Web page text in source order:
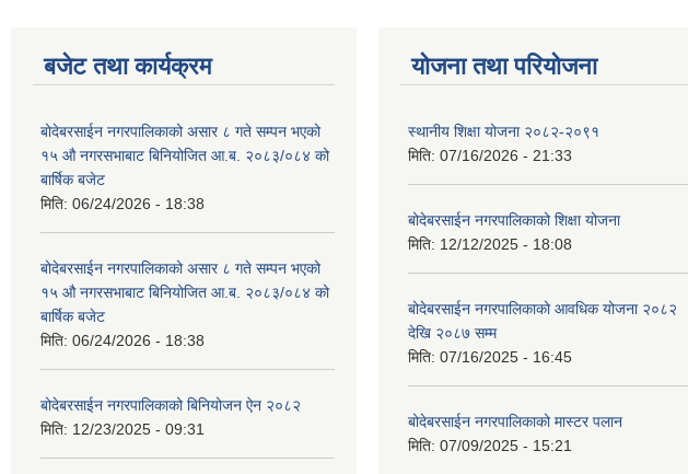
बजेट तथा कार्यक्रम
बोदेबरसाईन नगरपालिकाको असार ८ गते सम्पन भएको
१५ ‍‍‍औ नगरसभाबाट बिनियोजित आ.ब. २०८३/०८४ को
बार्षिक बजेट
मिति: 06/24/2026 - 18:38
बोदेबरसाईन नगरपालिकाको असार ८ गते सम्पन भएको
१५ ‍‍‍औ नगरसभाबाट बिनियोजित आ.ब. २०८३/०८४ को
बार्षिक बजेट
मिति: 06/24/2026 - 18:38
बोदेबरसाईन नगरपालिकाको बिनियोजन ऐन २०८२
मिति: 12/23/2025 - 09:31
योजना तथा परियोजना
स्थानीय शिक्षा योजना २०८२-२०९१
मिति: 07/16/2026 - 21:33
बोदेबरसाईन नगरपालिकाको शिक्षा योजना
मिति: 12/12/2025 - 18:08
बोदेबरसाईन नगरपालिकाको आवधिक योजना २०८२
देखि २०८७ सम्म
मिति: 07/16/2025 - 16:45
बोदेबरसाईन नगरपालिकाको मास्टर पलान
मिति: 07/09/2025 - 15:21